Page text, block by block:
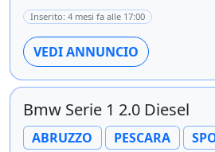
Inserito: 4 mesi fa alle 17:00
VEDI ANNUNCIO
Bmw Serie 1 2.0 Diesel
ABRUZZO PESCARA